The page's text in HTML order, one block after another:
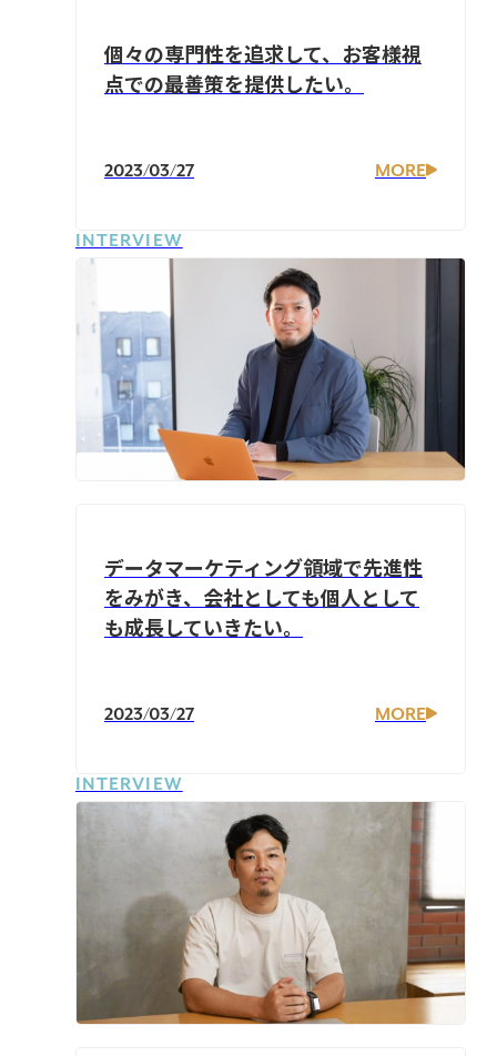
個々の専門性を追求して、お客様視
点での最善策を提供したい。
2023/03/27 MORE
INTERVIEW
データマーケティング領域で先進性
をみがき、会社としても個人として
も成長していきたい。
2023/03/27 MORE
INTERVIEW